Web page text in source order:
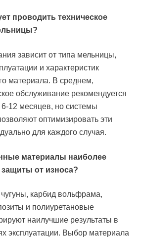
проводить техническое
зависит от типа мельницы,
и характеристик
материала. В среднем,
обслуживание рекомендуется
12 месяцев, но системы
оптимизировать эти
для каждого случая.
материалы наиболее
от износа?
карбид вольфрама,
и полиуретановые
наилучшие результаты в
эксплуатации. Выбор материала